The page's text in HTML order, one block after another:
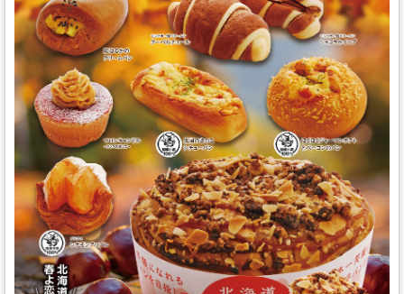
商品づくり
スタッフの心得
銘水食パン 吟屋久島
パンと合うおすすめ料理!!
モンタボー公式ショップ
会社情報